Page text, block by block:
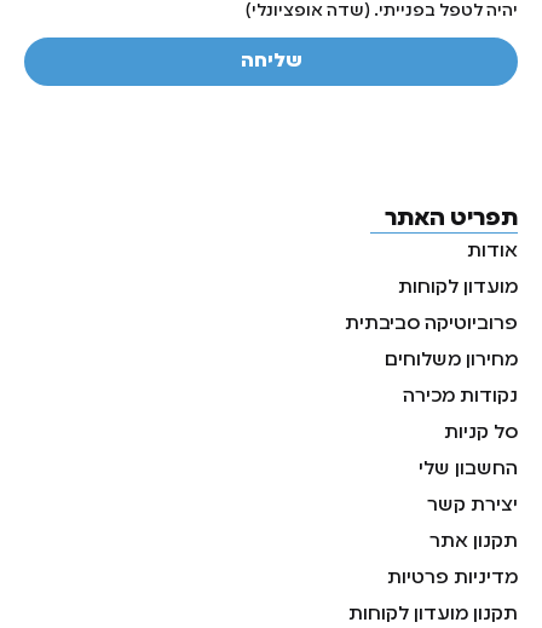
יהיה לטפל בפנייתי. (שדה אופציונלי)
שליחה
תפריט האתר
אודות
מועדון לקוחות
פרוביוטיקה סביבתית
מחירון משלוחים
נקודות מכירה
סל קניות
החשבון שלי
יצירת קשר
תקנון אתר
מדיניות פרטיות
תקנון מועדון לקוחות